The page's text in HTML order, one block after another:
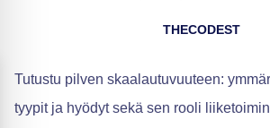
THECODEST
Tutustu pilven skaalautuvuuteen:
tyypit ja hyödyt sekä sen rooli